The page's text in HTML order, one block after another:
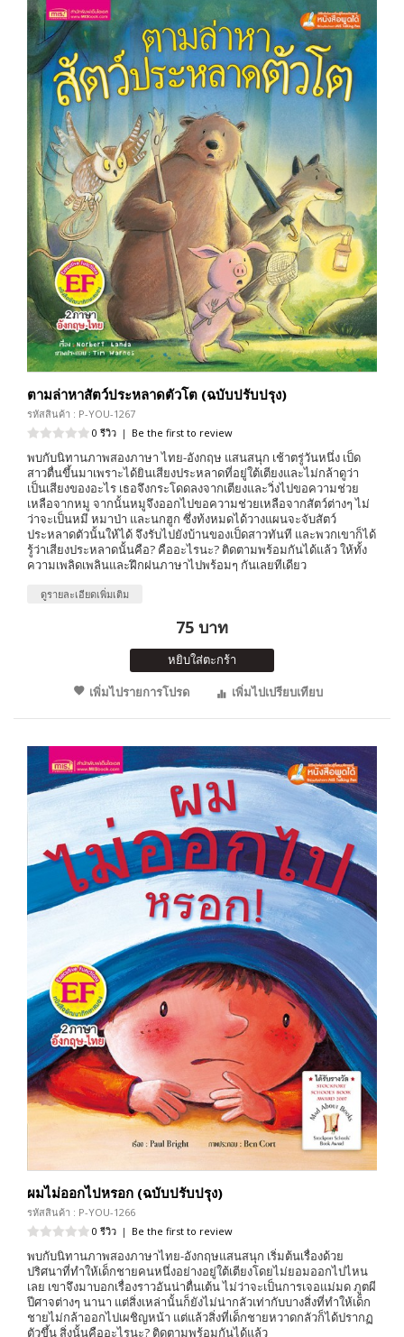
ตามล่าหาสัตว์ประหลาดตัวโต (ฉบับปรับปรุง)
รหัสสินค้า : P-YOU-1267
0 รีวิว | Be the first to review
พบกับนิทานภาพสองภาษา ไทย-อังกฤษ แสนสนุก เช้าตรู่วันหนึ่ง เป็ด
สาวตื่นขึ้นมาเพราะได้ยินเสียงประหลาดที่อยู่ใต้เตียงและไม่กล้าดูว่า
เป็นเสียงของอะไร เธอจึงกระโดดลงจากเตียงและวิ่งไปขอความช่วย
เหลือจากหมู จากนั้นหมูจึงออกไปขอความช่วยเหลือจากสัตว์ต่างๆ ไม่
ว่าจะเป็นหมี หมาป่า และนกฮูก ซึ่งท้งหมดได้วางแผนจะจับสัตว์
ประหลาดตัวนั้นให้ได้ จึงรับไปยังบ้านของเป็ดสาวทันที และพวกเขาก็ได้
รู้ว่าเสียงประหลาดนั้นคือ? คืออะไรนะ? ติดตามพร้อมกันได้แล้ว ให้ทั้ง
ความเพลิดเพลินและฝึกฝนภาษาไปพร้อมๆ กันเลยทีเดียว
ดูรายละเอียดเพิ่มเติม
75 บาท
หยิบใส่ตะกร้า
เพิ่มไปรายการโปรด
เพิ่มไปเปรียบเทียบ
ผมไม่ออกไปหรอก (ฉบับปรับปรุง)
รหัสสินค้า : P-YOU-1266
0 รีวิว | Be the first to review
พบกับนิทานภาพสองภาษาไทย-อังกฤษแสนสนุก เริ่มต้นเรื่องด้วย
ปริศนาที่ทำให้เด็กชายคนหนึ่งอย่างอยู่ใต้เตียงโดยไม่ยอมออกไปไหน
เลย เขาจึงมาบอกเรื่องราวอันน่าตื่นเต้น ไม่ว่าจะเป็นการเจอแม่มด ภูตผี
ปีศาจต่างๆ นานา แต่สิ่งเหล่านั้นก็ยังไม่น่ากลัวเท่ากับบางสิ่งที่ทำให้เด็ก
ชายไม่กล้าออกไปเผชิญหน้า แต่แล้วสิ่งที่เด็กชายหวาดกลัวก็ได้ปรากฏ
ตัวขึ้น สิ่งนั้นคืออะไรนะ? ติดตามพร้อมกันได้แล้ว